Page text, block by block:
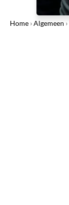
Home ›Algemeen ›